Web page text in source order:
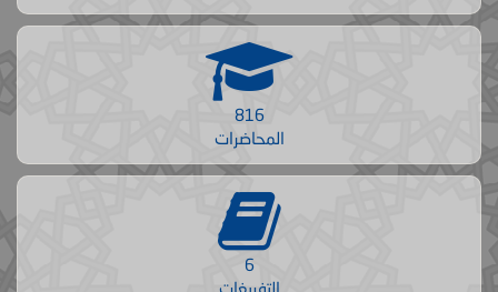
816
المحاضرات
6